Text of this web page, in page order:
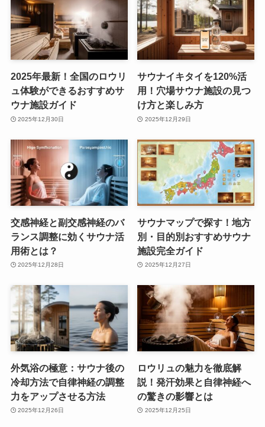
2025年最新！全国のロウリ
ュ体験ができるおすすめサ
ウナ施設ガイド
2025年12月30日
サウナイキタイを120%活
用！穴場サウナ施設の見つ
け方と楽しみ方
2025年12月29日
交感神経と副交感神経のバ
ランス調整に効くサウナ活
用術とは？
2025年12月28日
サウナマップで探す！地方
別・目的別おすすめサウナ
施設完全ガイド
2025年12月27日
外気浴の極意：サウナ後の
冷却方法で自律神経の調整
力をアップさせる方法
2025年12月26日
ロウリュの魅力を徹底解
説！発汗効果と自律神経へ
の驚きの影響とは
2025年12月25日